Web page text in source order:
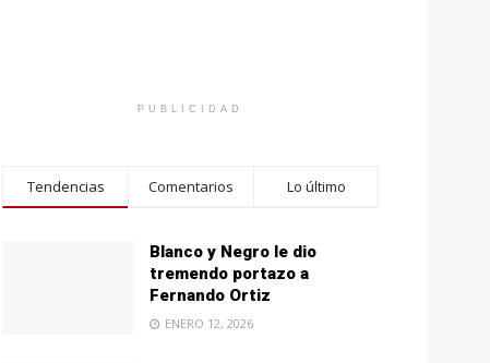
PUBLICIDAD
Tendencias Comentarios Lo último
Blanco y Negro le dio
tremendo portazo a
Fernando Ortiz
ENERO 12, 2026